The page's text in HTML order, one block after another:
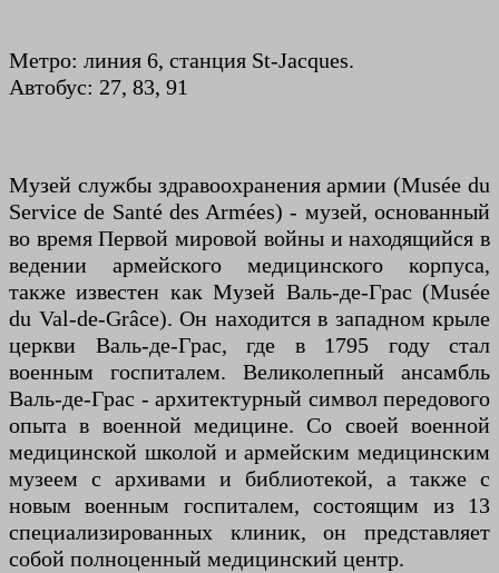
Метро: линия 6, станция St-Jacques.
Автобус: 27, 83, 91
Музей службы здравоохранения армии (Musée du
Service de Santé des Armées) - музей, основанный
во время Первой мировой войны и находящийся в
ведении армейского медицинского корпуса,
также известен как Музей Валь-де-Грас (Musée
du Val-de-Grâce). Он находится в западном крыле
церкви Валь-де-Грас, где в 1795 году стал
военным госпиталем. Великолепный ансамбль
Валь-де-Грас - архитектурный символ передового
опыта в военной медицине. Со своей военной
медицинской школой и армейским медицинским
музеем с архивами и библиотекой, а также с
новым военным госпиталем, состоящим из 13
специализированных клиник, он представляет
собой полноценный медицинский центр.